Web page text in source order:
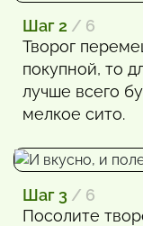
Шаг 2 / 6
Творог
покупной, то
лучше всего
мелкое сито.
Шаг 3 / 6
Посолите